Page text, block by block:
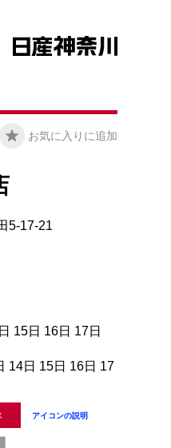
お気に入りに追加
5-17-21
15日 16日 17日
14日 15日 16日 17
アイコンの説明